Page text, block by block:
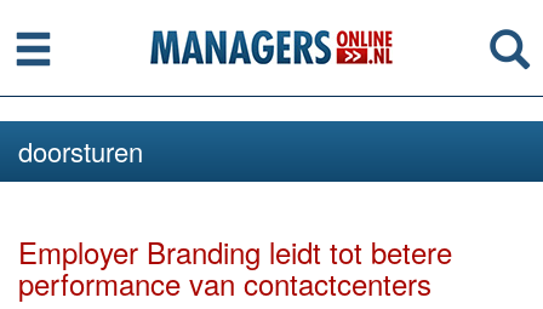
Menu
doorsturen
Employer Branding leidt tot betere
performance van contactcenters